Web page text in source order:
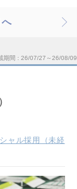
期間 26/07/27～26/08/09
ャル採用（未経